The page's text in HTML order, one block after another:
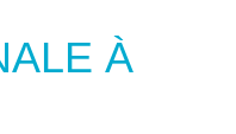
À